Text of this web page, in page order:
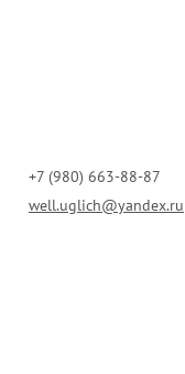
+7 (980) 663-88-87
well.uglich@yandex.ru